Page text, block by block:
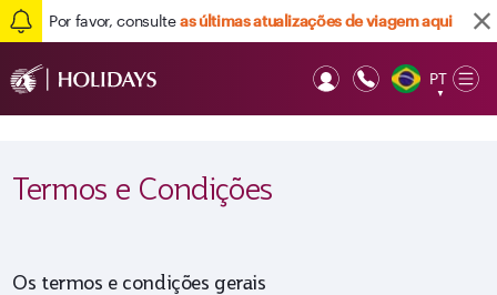
Por favor, consulteas últimas atualizações de viagem aqui
PT
▼
Termos e Condições
Os termos e condições gerais